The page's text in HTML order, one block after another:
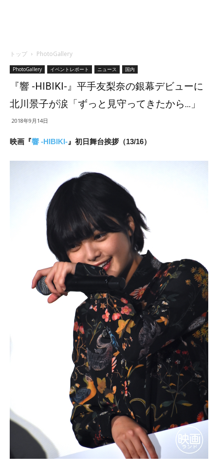
トップ PhotoGallery
PhotoGallery イベントレポート ニュース 国内
『響 -HIBIKI-』平手友梨奈の銀幕デビューに
北川景子が涙「ずっと見守ってきたから…」
2018年9月14日
映画『響 -HIBIKI- 』初日舞台挨拶（13/16）